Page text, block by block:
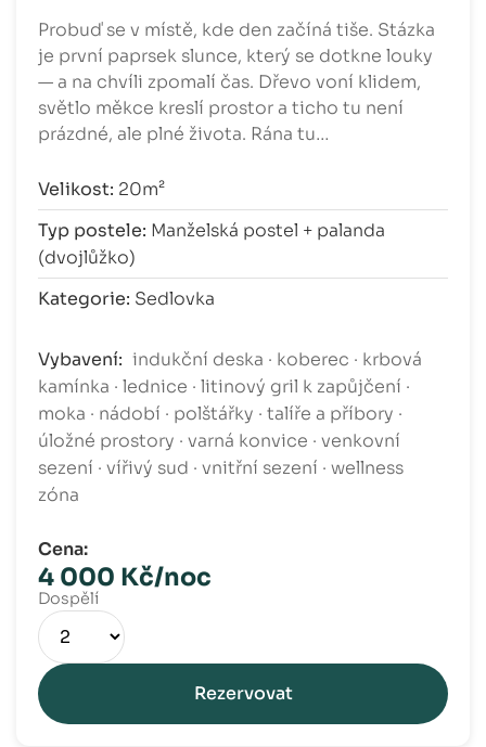
Probuď se v místě, kde den začíná tiše. Stázka
je první paprsek slunce, který se dotkne louky
— a na chvíli zpomalí čas. Dřevo voní klidem,
světlo měkce kreslí prostor a ticho tu není
prázdné, ale plné života. Rána tu…
Velikost: 20m²
Typ postele: Manželská postel + palanda
(dvojlůžko)
Kategorie: Sedlovka
Vybavení: indukční deska · koberec · krbová
kamínka · lednice · litinový gril k zapůjčení ·
moka · nádobí · polštářky · talíře a příbory ·
úložné prostory · varná konvice · venkovní
sezení · vířivý sud · vnitřní sezení · wellness
zóna
Cena:
4 000 Kč/noc
Dospělí
Rezervovat